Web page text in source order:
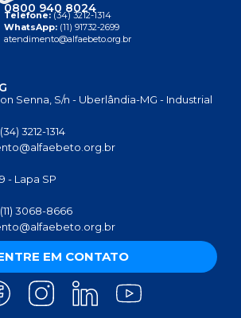
0800 940 8024
Telefone:(34) 3212-1314
WhatsApp: (11) 91732-2699
atendimento@alfaebeto.org.br
Senna, S/n - Uberlândia-MG - Industrial
(34) 3212-1314
- Lapa SP
(11) 3068-8666
EM CONTATO